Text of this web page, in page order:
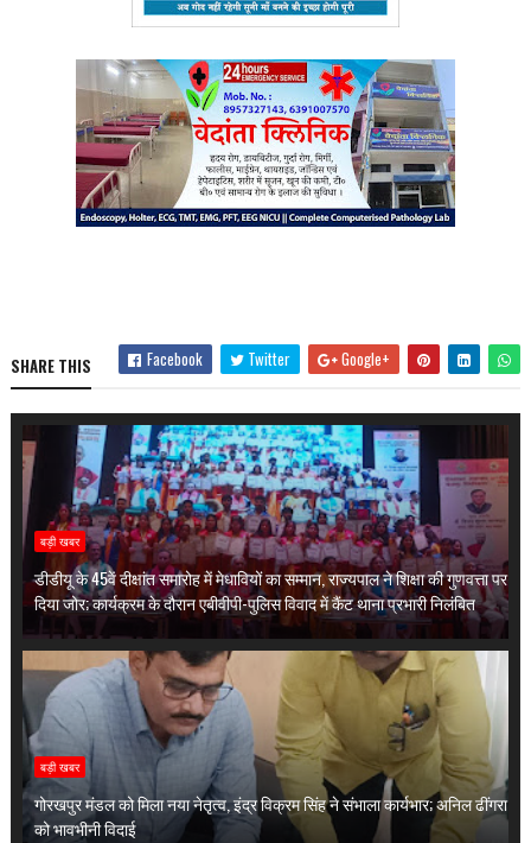
SHARE THIS Facebook Twitter Google+
बड़ी खबर
डीडीयू के 45वें दीक्षांत समारोह में मेधावियों का सम्मान, राज्यपाल ने शिक्षा की गुणवत्ता पर
दिया जोर; कार्यक्रम के दौरान एबीवीपी-पुलिस विवाद में कैंट थाना प्रभारी निलंबित
बड़ी खबर
गोरखपुर मंडल को मिला नया नेतृत्व, इंद्र विक्रम सिंह ने संभाला कार्यभार; अनिल ढींगरा
को भावभीनी विदाई